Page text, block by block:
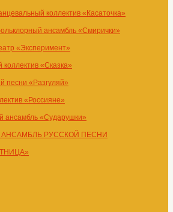
коллектив «Касаточка»
ансамбль «Смирички»
«Эксперимент»
коллектив «Сказка»
песни «Разгуляй»
«Россияне»
ансамбль «Сударушки»
РУССКОЙ ПЕСНИ